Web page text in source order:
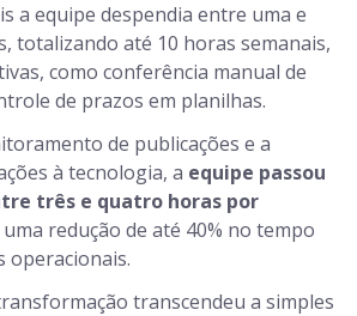
a equipe despendia entre uma e
totalizando até 10 horas semanais,
como conferência manual de
de prazos em planilhas.
de publicações e a
à tecnologia, a equipe passou
três e quatro horas por
uma redução de até 40% no tempo
operacionais.
transcendeu a simples